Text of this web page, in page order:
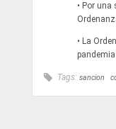
• Por
• La
Tags: sancion